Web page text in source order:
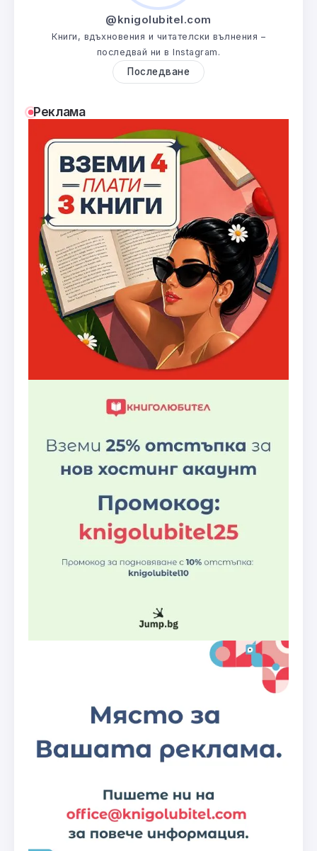
@knigolubitel.com
Книги, вдъхновения и читателски вълнения –
последвай ни в Instagram.
Последване
Реклама